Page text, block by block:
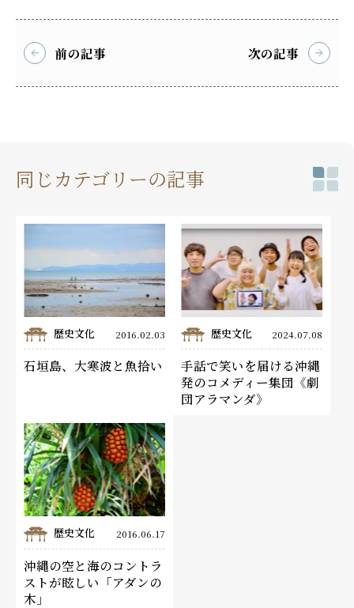
前の記事 次の記事
同じカテゴリーの記事
歴史文化 2016.02.03
石垣島、大寒波と魚拾い
歴史文化 2024.07.08
手話で笑いを届ける沖縄
発のコメディー集団《劇
団アラマンダ》
歴史文化 2016.06.17
沖縄の空と海のコントラ
ストが眩しい「アダンの
木」